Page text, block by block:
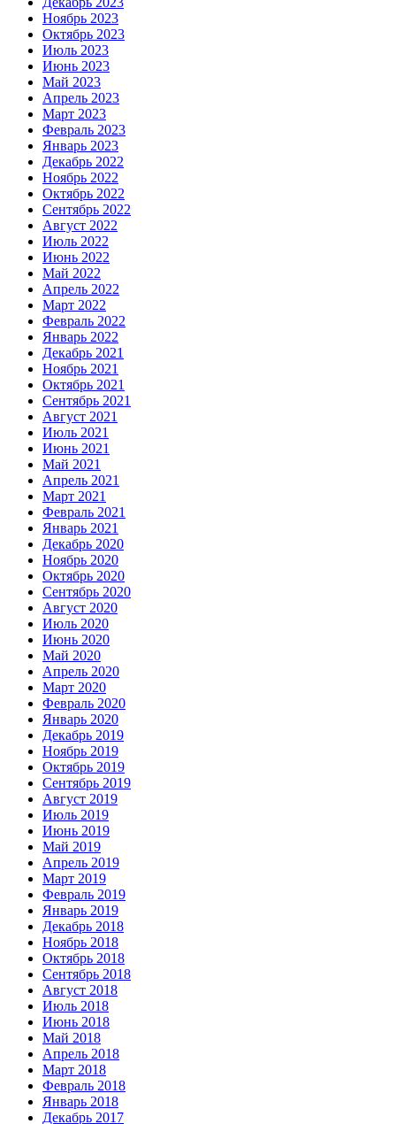
Ноябрь 2023
Октябрь 2023
Июль 2023
Июнь 2023
Май 2023
Апрель 2023
Март 2023
Февраль 2023
Январь 2023
Декабрь 2022
Ноябрь 2022
Октябрь 2022
Сентябрь 2022
Август 2022
Июль 2022
Июнь 2022
Май 2022
Апрель 2022
Март 2022
Февраль 2022
Январь 2022
Декабрь 2021
Ноябрь 2021
Октябрь 2021
Сентябрь 2021
Август 2021
Июль 2021
Июнь 2021
Май 2021
Апрель 2021
Март 2021
Февраль 2021
Январь 2021
Декабрь 2020
Ноябрь 2020
Октябрь 2020
Сентябрь 2020
Август 2020
Июль 2020
Июнь 2020
Май 2020
Апрель 2020
Март 2020
Февраль 2020
Январь 2020
Декабрь 2019
Ноябрь 2019
Октябрь 2019
Сентябрь 2019
Август 2019
Июль 2019
Июнь 2019
Май 2019
Апрель 2019
Март 2019
Февраль 2019
Январь 2019
Декабрь 2018
Ноябрь 2018
Октябрь 2018
Сентябрь 2018
Август 2018
Июль 2018
Июнь 2018
Май 2018
Апрель 2018
Март 2018
Февраль 2018
Январь 2018
Декабрь 2017